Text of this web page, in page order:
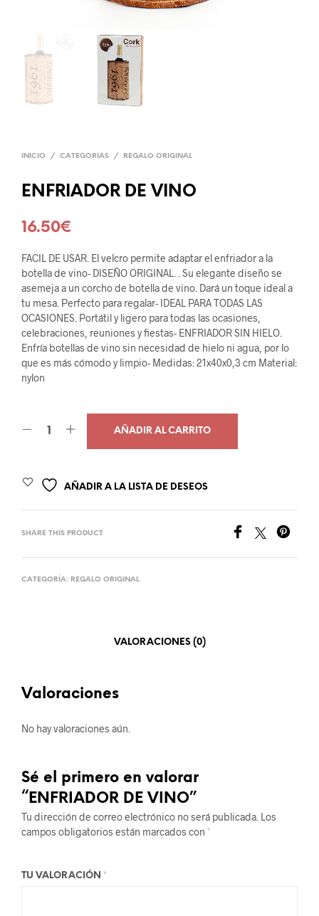
INICIO / CATEGORIAS / REGALO ORIGINAL
ENFRIADOR DE VINO
16.50€
FACIL DE USAR. El velcro permite adaptar el enfriador a la
botella de vino- DISEÑO ORIGINAL. . Su elegante diseño se
asemeja a un corcho de botella de vino. Dará un toque ideal a
tu mesa. Perfecto para regalar- IDEAL PARA TODAS LAS
OCASIONES. Portátil y ligero para todas las ocasiones,
celebraciones, reuniones y fiestas- ENFRIADOR SIN HIELO.
Enfría botellas de vino sin necesidad de hielo ni agua, por lo
que es más cómodo y limpio- Medidas: 21x40x0,3 cm Material:
nylon
AÑADIR AL CARRITO
AÑADIR A LA LISTA DE DESEOS
SHARE THIS PRODUCT
CATEGORÍA: REGALO ORIGINAL
VALORACIONES (0)
Valoraciones
No hay valoraciones aún.
Sé el primero en valorar
“ENFRIADOR DE VINO”
Tu dirección de correo electrónico no será publicada. Los
campos obligatorios están marcados con *
TU VALORACIÓN *